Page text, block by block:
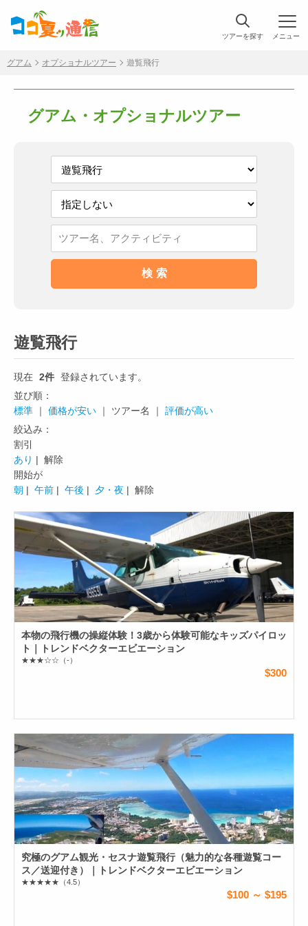
ツアーを探す
グアム オプショナルツアー 遊覧飛行
グアム・オプショナルツアー
遊覧飛行
現在 2件 登録されています。
並び順：
標準 ｜ 価格が安い ｜ ツアー名 ｜ 評価が高い
絞込み：
割引
あり | 解除
開始が
朝 | 午前 | 午後 | 夕・夜 | 解除
本物の飛行機の操縦体験！3歳から体験可能なキッズパイロッ
ト｜トレンドベクターエビエーション
★★★☆☆ （-）
$300
究極のグアム観光・セスナ遊覧飛行（魅力的な各種遊覧コー
ス／送迎付き）｜トレンドベクターエビエーション
★★★★★ （4.5）
$100 ～ $195
メニュー